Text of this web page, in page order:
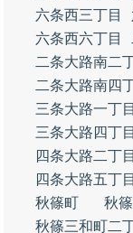
六条西三丁目
六条西六丁目
二条大路南二
二条大路南四
三条大路一丁目
三条大路四丁目
四条大路二丁目
四条大路五丁目
秋篠町
秋
秋篠三和町二